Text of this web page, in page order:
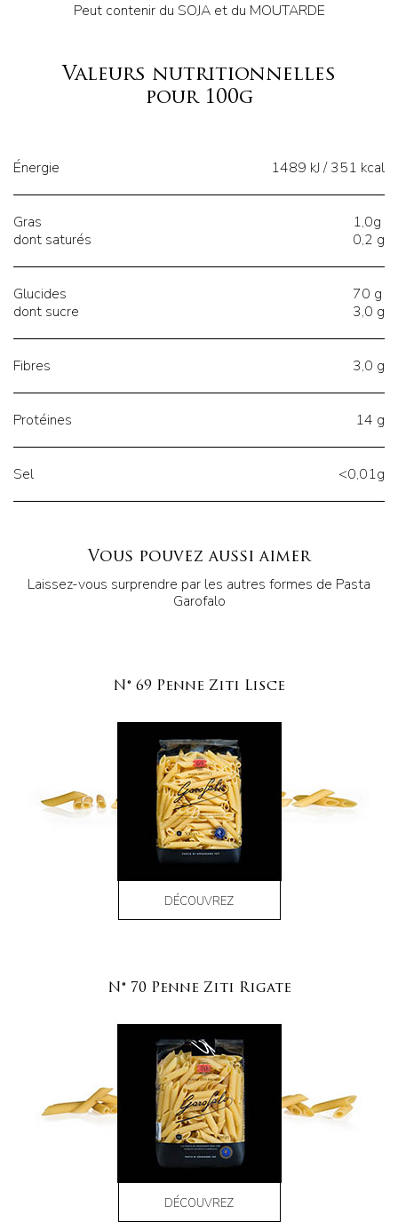
Peut contenir du SOJA et du MOUTARDE
Valeurs nutritionnelles
pour 100g
Énergie 1489 kJ / 351 kcal
Gras
dont saturés
1,0g
0,2 g
Glucides
dont sucre
70 g
3,0 g
Fibres 3,0 g
Protéines 14 g
Sel <0,01g
Vous pouvez aussi aimer
Laissez-vous surprendre par les autres formes de Pasta
Garofalo
N° 69 Penne Ziti Lisce
DÉCOUVREZ
N° 70 Penne Ziti Rigate
DÉCOUVREZ